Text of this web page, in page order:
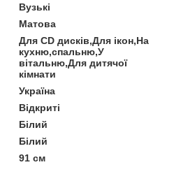
Вузькі
Матова
Для CD дисків,Для ікон,На
кухню,спальню,У
вітальню,Для дитячої
кімнати
Україна
Відкриті
Білий
Білий
91 см